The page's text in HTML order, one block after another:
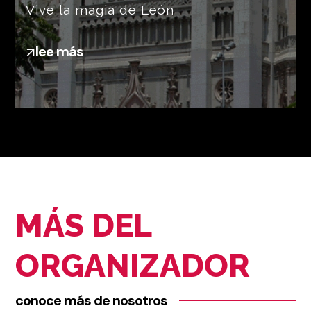
Vive la magia de León
lee más
MÁS DEL
ORGANIZADOR
conoce más de nosotros